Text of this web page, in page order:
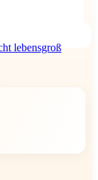
lebensgroß